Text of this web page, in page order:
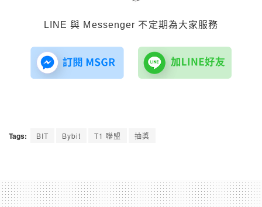
LINE 與 Messenger 不定期為大家服務
Tags: BIT Bybit T1 聯盟 抽獎